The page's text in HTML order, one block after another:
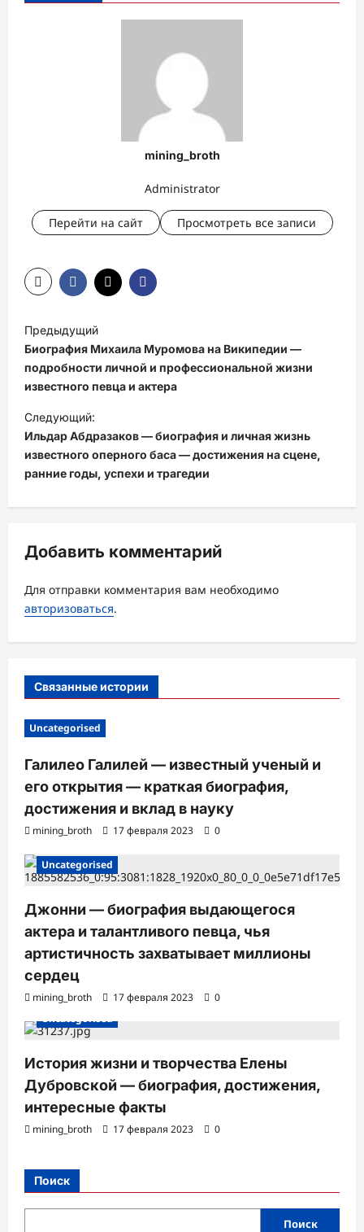
mining_broth
Administrator
Перейти на сайт Просмотреть все записи
а
в
и
г
а
ц
з
п
и
с
и
Предыдущий
Биография Михаила Муромова на Википедии —
подробности личной и профессиональной жизни
известного певца и актера
Следующий:
Ильдар Абдразаков — биография и личная жизнь
известного оперного баса — достижения на сцене,
ранние годы, успехи и трагедии
Добавить комментарий
Для отправки комментария вам необходимо
авторизоваться.
Связанные истории
Uncategorised
Галилео Галилей — известный ученый и
его открытия — краткая биография,
достижения и вклад в науку
mining_broth 17 февраля 2023 0
Uncategorised
Джонни — биография выдающегося
актера и талантливого певца, чья
артистичность захватывает миллионы
сердец
mining_broth 17 февраля 2023
0
Uncategorised
История жизни и творчества Елены
Дубровской — биография, достижения,
интересные факты
mining_broth 17 февраля 2023 0
Поиск
Поиск